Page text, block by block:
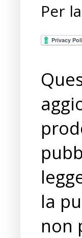
Per
la
non